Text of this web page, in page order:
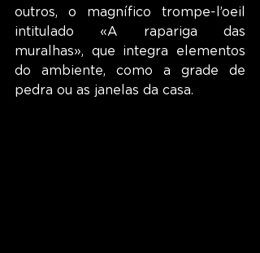
outros, o magnífico trompe-l’oeil
intitulado «A rapariga das
muralhas», que integra elementos
do ambiente, como a grade de
pedra ou as janelas da casa.